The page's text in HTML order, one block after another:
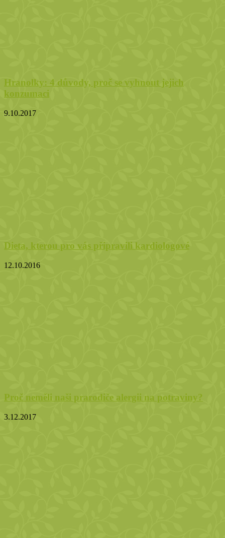
Hranolky: 4 důvody, proč se vyhnout jejich
konzumaci
9.10.2017
Dieta, kterou pro vás připravili kardiologové
12.10.2016
Proč neměli naši prarodiče alergii na potraviny?
3.12.2017